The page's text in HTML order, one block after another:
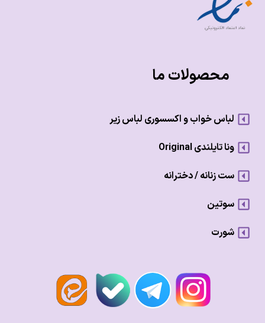
محصولات ما
لباس خواب و اکسسوری لباس زیر
ونا تایلندی Original
ست زنانه / دخترانه
سوتین
شورت